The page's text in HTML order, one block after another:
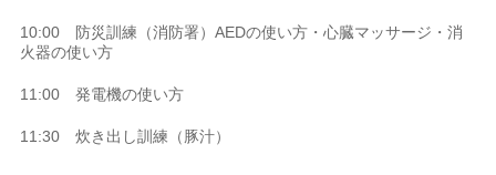
10:00 防災訓練（消防署）AEDの使い方・心臓マッサージ・消
火器の使い方
11:00 発電機の使い方
11:30 炊き出し訓練（豚汁）